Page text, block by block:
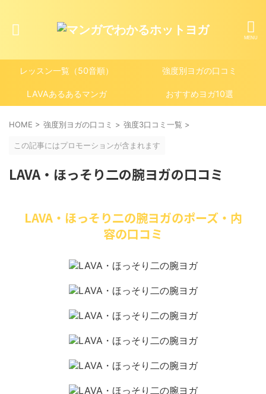
レッスン一覧（50音順） 強度別ヨガの口コミ
LAVAあるあるマンガ おすすめヨガ10選
HOME > 強度別ヨガの口コミ > 強度3口コミ一覧 >
この記事にはプロモーションが含まれます
LAVA・ほっそり二の腕ヨガの口コミ
LAVA・ほっそり二の腕ヨガのポーズ・内
容の口コミ